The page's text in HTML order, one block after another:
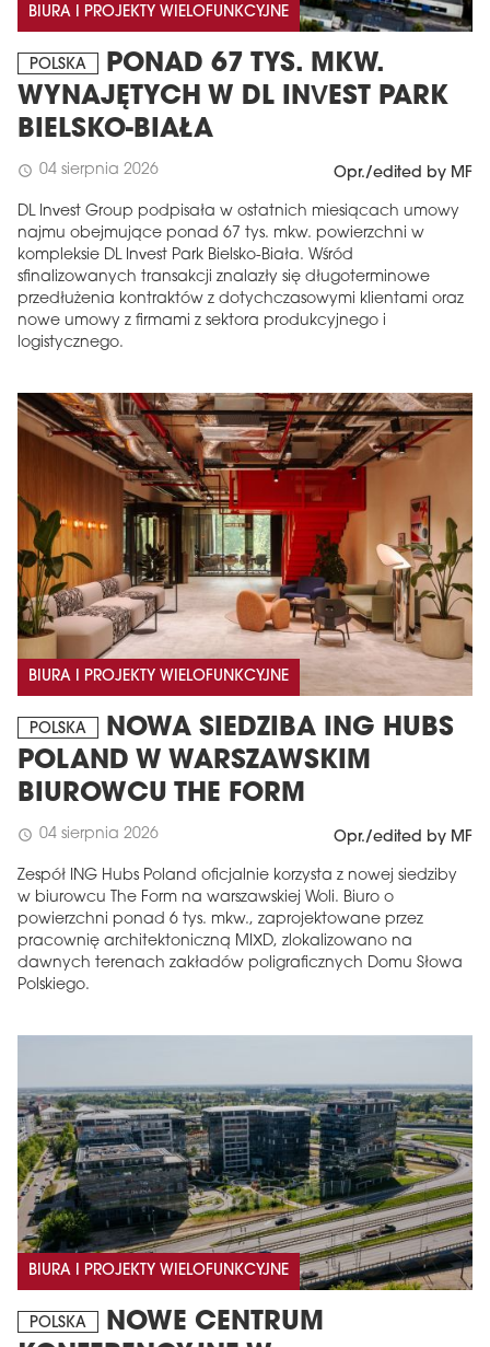
BIURA I PROJEKTY WIELOFUNKCYJNE
POLSKA
PONAD 67 TYS. MKW.
WYNAJĘTYCH W DL INVEST PARK
BIELSKO-BIAŁA
schedule 04 sierpnia 2026 Opr./edited by MF
DL Invest Group podpisała w ostatnich miesiącach umowy
najmu obejmujące ponad 67 tys. mkw. powierzchni w
kompleksie DL Invest Park Bielsko-Biała. Wśród
sfinalizowanych transakcji znalazły się długoterminowe
przedłużenia kontraktów z dotychczasowymi klientami oraz
nowe umowy z firmami z sektora produkcyjnego i
logistycznego.
BIURA I PROJEKTY WIELOFUNKCYJNE
POLSKA
NOWA SIEDZIBA ING HUBS
POLAND W WARSZAWSKIM
BIUROWCU THE FORM
schedule 04 sierpnia 2026 Opr./edited by MF
Zespół ING Hubs Poland oficjalnie korzysta z nowej siedziby
w biurowcu The Form na warszawskiej Woli. Biuro o
powierzchni ponad 6 tys. mkw., zaprojektowane przez
pracownię architektoniczną MIXD, zlokalizowano na
dawnych terenach zakładów poligraficznych Domu Słowa
Polskiego.
BIURA I PROJEKTY WIELOFUNKCYJNE
POLSKA
NOWE CENTRUM